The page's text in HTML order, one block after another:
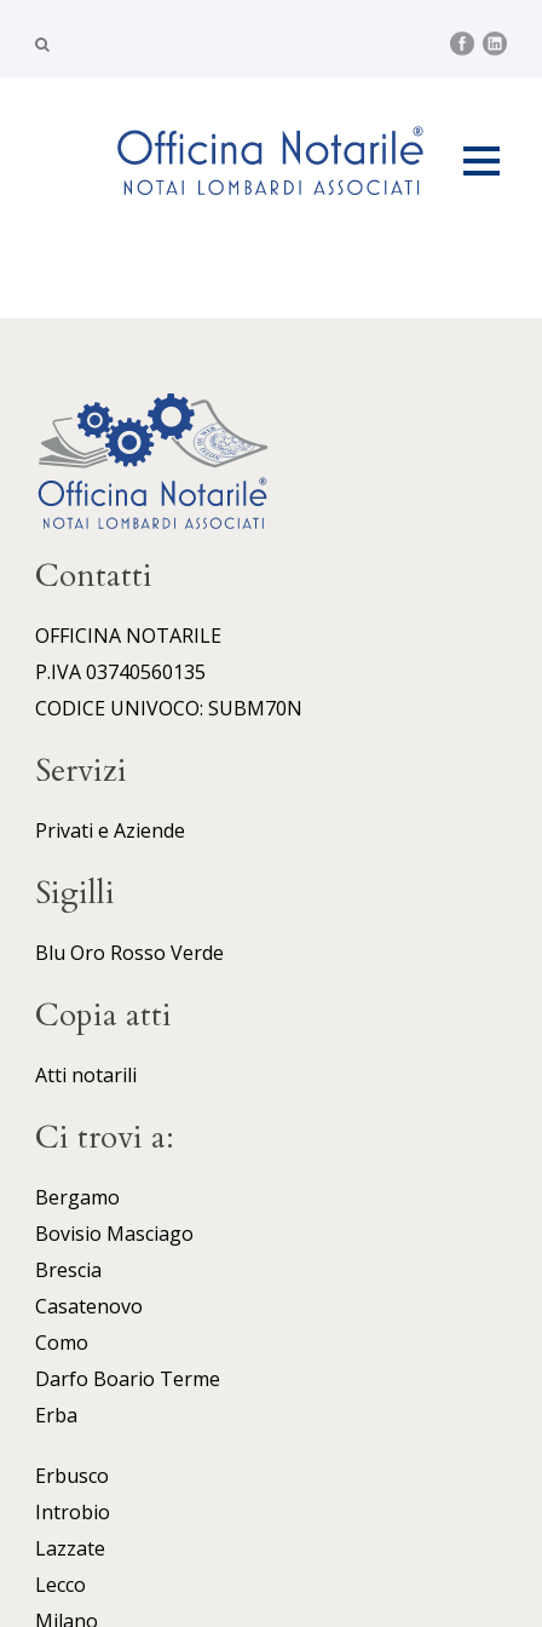
Contatti
OFFICINA NOTARILE
P.IVA 03740560135
CODICE UNIVOCO: SUBM70N
Servizi
Privati e Aziende
Sigilli
Blu Oro Rosso Verde
Copia atti
Atti notarili
Ci trovi a:
Bergamo
Bovisio Masciago
Brescia
Casatenovo
Como
Darfo Boario Terme
Erba
Erbusco
Introbio
Lazzate
Lecco
Milano